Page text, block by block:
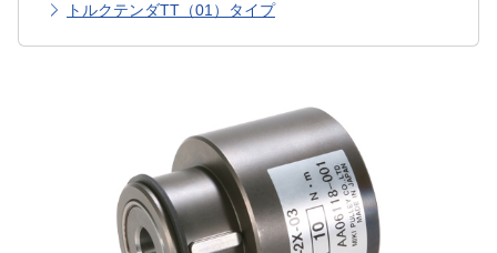
トルクテンダTT（01）タイプ